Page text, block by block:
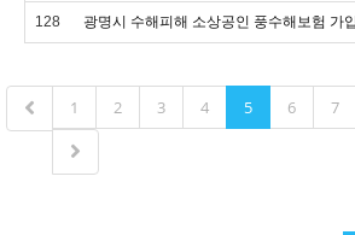
128 광명시 수해피해 소상공인 풍수해보험 가
1 2 3 4 5 6 7